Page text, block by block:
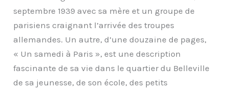
septembre 1939 avec sa mère et un groupe de
parisiens craignant l’arrivée des troupes
allemandes. Un autre, d’une douzaine de pages,
« Un samedi à Paris », est une description
fascinante de sa vie dans le quartier du Belleville
de sa jeunesse, de son école, des petits